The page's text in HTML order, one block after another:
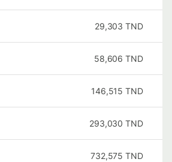
29,303 TND
58,606 TND
146,515 TND
293,030 TND
732,575 TND